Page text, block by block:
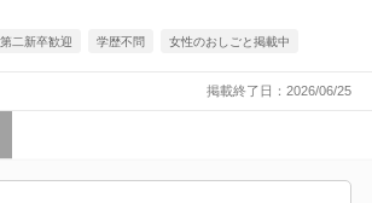
第二新卒歓迎 学歴不問 女性のおしごと掲載中
掲載終了日：2026/06/25